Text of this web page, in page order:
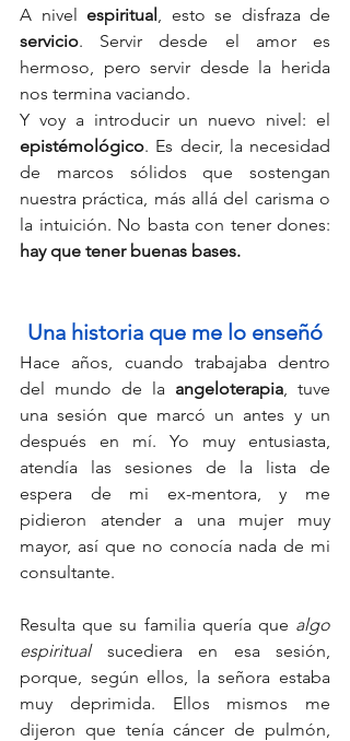
A nivel espiritual
servicio. Servir desde el amor es
hermoso, pero servir desde la herida
nos termina vaciando.
epistémológico. Es decir, la necesidad
de marcos sólidos que sostengan
nuestra práctica, más allá del carisma o
la intuición. No basta con tener dones:
hay que tener buenas bases.
Una historia que me lo enseñó
Hace años, cuando trabajaba dentro
del mundo de la angeloterapia, tuve
una sesión que marcó un antes y un
después en mí. Yo muy entusiasta,
atendía las sesiones de la lista de
espera de mi ex-mentora, y me
pidieron atender a una mujer muy
mayor, así que no conocía nada de mi
consultante.
Resulta que su familia quería que algo
espiritual sucediera en esa sesión,
porque, según ellos, la señora estaba
muy deprimida. Ellos mismos me
dijeron que tenía cáncer de pulmón,